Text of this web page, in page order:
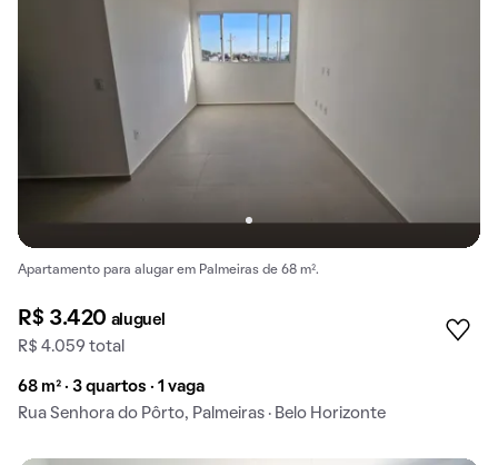
Apartamento para alugar em Palmeiras de 68 m².
R$ 3.420 aluguel
R$ 4.059 total
68 m² · 3 quartos · 1 vaga
Rua Senhora do Pôrto, Palmeiras · Belo Horizonte